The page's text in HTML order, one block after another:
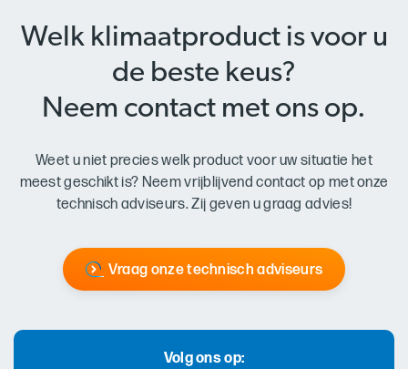
Welk klimaatproduct is voor u
de beste keus?
Neem contact met ons op.
Weet u niet precies welk product voor uw situatie het
meest geschikt is? Neem vrijblijvend contact op met onze
technisch adviseurs. Zij geven u graag advies!
Vraag onze technisch adviseurs
Volg ons op: